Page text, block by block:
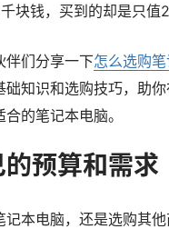
块钱，买到的却是只
伴们分享一下怎么选购
础知识和选购技巧，助
的笔记本电脑。
预算和需求
记本电脑，还是选购其